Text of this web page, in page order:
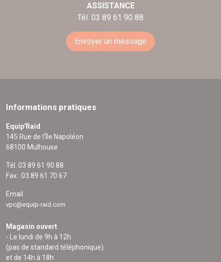
ASSISTANCE
Tél. 03 89 61 90 88
Envoyer un message
Informations pratiques
Equip'Raid
145 Rue de l'Île Napoléon
68100 Mulhouse
Tél. 03 89 61 90 88
Fax : 03 89 61 70 67
Email
vpc@equip-raid.com
Magasin ouvert
- Le lundi de 9h à 12h
(pas de standard téléphonique)
et de 14h à 18h